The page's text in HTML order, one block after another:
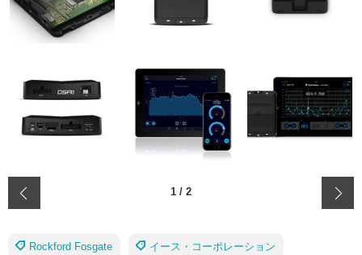
1 / 2
Rockford Fosgate イース・コーポレーション